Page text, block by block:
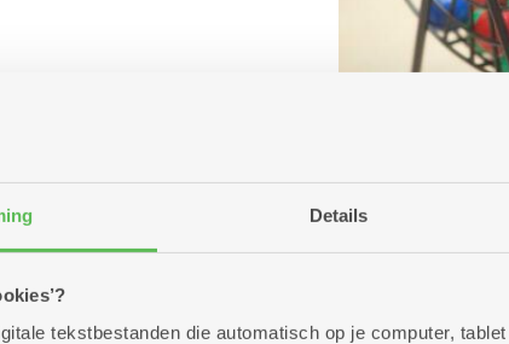
Details
tekstbestanden die automatisch op je computer,